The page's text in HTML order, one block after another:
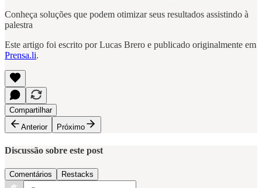
Conheça soluções que podem otimizar seus resultados assistindo à
palestra
Este artigo foi escrito por Lucas Brero e publicado originalmente em
Prensa.li.
Compartilhar
Anterior
Próximo
Discussão sobre este post
Comentários Restacks